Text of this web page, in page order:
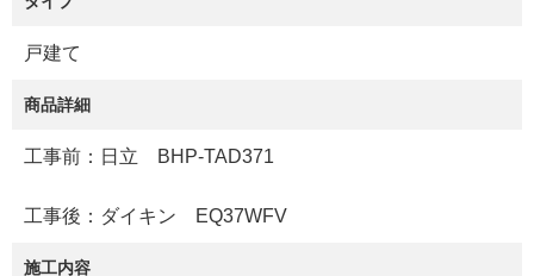
戸建て
商品詳細
工事前：日立 BHP-TAD371
工事後：ダイキン EQ37WFV
施工内容